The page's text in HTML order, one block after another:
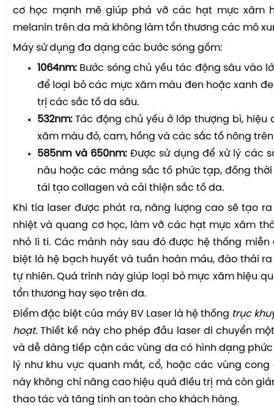
cơ học mạnh mẽ giúp phá vỡ các hạt mực xăm
melanin trên da mà không làm tổn thương các mô
Máy sử dụng đa dạng các bước sóng gồm:
1064nm:Bước sóng chủ yếu tác động sâu vào
để loại bỏ các mực xăm màu đen hoặc xanh
trị các sắc tố da sâu.
532nm:Tác động chủ yếu ở lớp thượng bì, hiệu
xăm màu đỏ, cam, hồng và các sắc tố nông
585nm và 650nm:Được sử dụng để xử lý các
nâu hoặc các mảng sắc tố phức tạp, đồng
tái tạo collagen và cải thiện sắc tố da.
Khi tia laser được phát ra, năng lượng cao sẽ tạo
nhiệt và quang cơ học, làm vỡ các hạt mực xăm
nhỏ li ti. Các mảnh này sau đó được hệ thống
biệt là hệ bạch huyết và tuần hoàn máu, đào thải
tự nhiên. Quá trình này giúp loại bỏ mực xăm hiệu
tổn thương hay sẹo trên da.
Điểm đặc biệt của máy BV Laser là hệ thống trục
hoạt. Thiết kế này cho phép đầu laser di chuyển
và dễ dàng tiếp cận các vùng da có hình dạng
lý như khu vực quanh mắt, cổ, hoặc các vùng cong
này không chỉ nâng cao hiệu quả điều trị mà còn
thao tác và tăng tính an toàn cho khách hàng.